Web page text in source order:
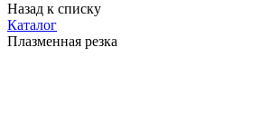
Назад к списку
Каталог
Плазменная резка